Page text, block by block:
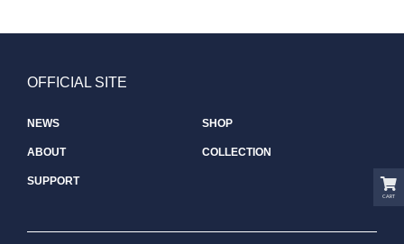
CART
OFFICIAL SITE
NEWS SHOP
ABOUT COLLECTION
SUPPORT